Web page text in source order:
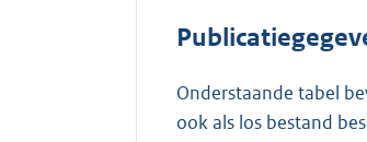
n
o
a
t
n
d
w
l
o
s
a
n
Onderstaande tabel
ook als los bestand